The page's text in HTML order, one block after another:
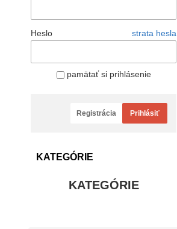
Heslo strata hesla
pamätať si prihlásenie
Registrácia Prihlásiť
KATEGÓRIE
KATEGÓRIE